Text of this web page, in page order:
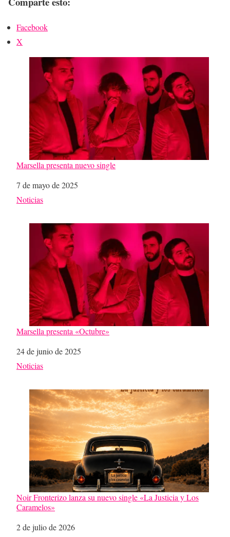
Facebook
X
Marsella presenta nuevo single
Fecha
7 de mayo de 2025
Respecto a
Noticias
Marsella presenta «Octubre»
Fecha
24 de junio de 2025
Respecto a
Noticias
Noir Fronterizo lanza su nuevo single «La Justicia y Los
Caramelos»
Fecha
2 de julio de 2026